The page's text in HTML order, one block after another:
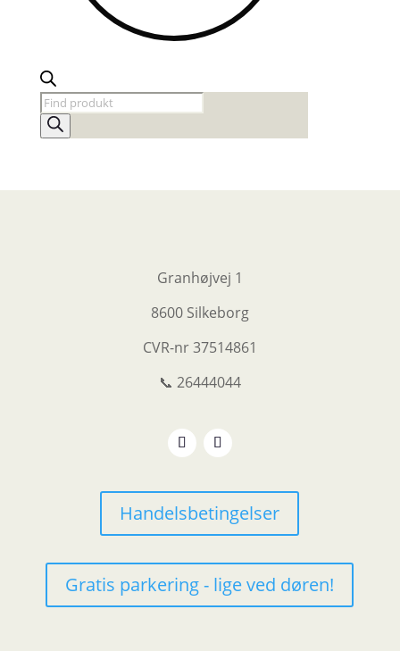
Products
search
Granhøjvej 1
8600 Silkeborg
CVR-nr37514861
📞 26444044
Handelsbetingelser
Gratis parkering - lige ved døren!